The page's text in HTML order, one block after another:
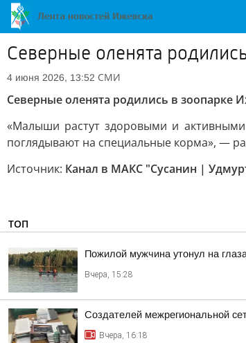
Северные оленята
4 июня 2026, 13:52 СМИ
Северные оленята родились в зоопарке
«Малыши растут здоровыми и
поглядывают на специальные корма», —
Источник: Канал в МАКС "Сусанин |
ТОП
Пожилой мужчина утонул на
Вчера, 15:28
Создателей межрегиональной
Вчера, 16:18